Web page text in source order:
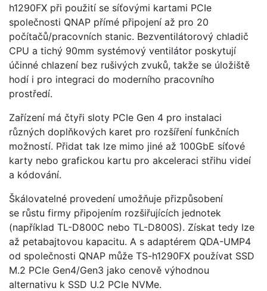
h1290FX při použití se síťovými kartami PCIe
společnosti QNAP přímé připojení až pro 20
počítačů/pracovních stanic. Bezventilátorový chladič
CPU a tichý 90mm systémový ventilátor poskytují
účinné chlazení bez rušivých zvuků, takže se úložiště
hodí i pro integraci do moderního pracovního
prostředí.
Zařízení má čtyři sloty PCIe Gen 4 pro instalaci
různých doplňkových karet pro rozšíření funkčních
možností. Přidat tak lze mimo jiné až 100GbE síťové
karty nebo grafickou kartu pro akceleraci střihu videí
a kódování.
Škálovatelné provedení umožňuje přizpůsobení
se růstu firmy připojením rozšiřujících jednotek
(například TL-D800C nebo TL-D800S). Získat tedy lze
až petabajtovou kapacitu. A s adaptérem QDA-UMP4
od společnosti QNAP může TS-h1290FX používat SSD
M.2 PCIe Gen4/Gen3 jako cenově výhodnou
alternativu k SSD U.2 PCIe NVMe.